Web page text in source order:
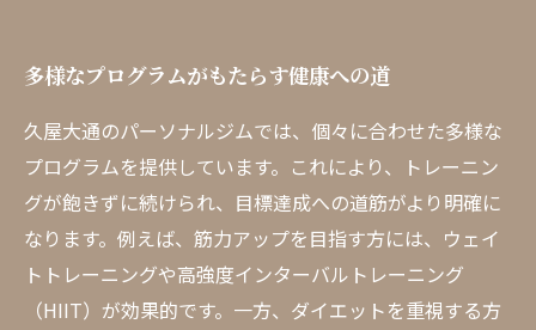
多様なプログラムがもたらす健康への道
久屋大通のパーソナルジムでは、個々に合わせた多様な
プログラムを提供しています。これにより、トレーニン
グが飽きずに続けられ、目標達成への道筋がより明確に
なります。例えば、筋力アップを目指す方には、ウェイ
トトレーニングや高強度インターバルトレーニング
（HIIT）が効果的です。一方、ダイエットを重視する方